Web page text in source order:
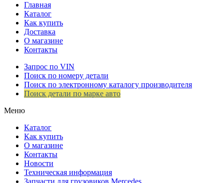
Главная
Каталог
Как купить
Доставка
О магазине
Контакты
Запрос по VIN
Поиск по номеру детали
Поиск по электронному каталогу производителя
Поиск детали по марке авто
Меню
Каталог
Как купить
О магазине
Контакты
Новости
Техническая информация
Запчасти для грузовиков Mercedes